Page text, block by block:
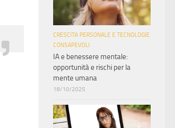
CRESCITA PERSONALE E TECNOLOGIE
CONSAPEVOLI
IA e benessere mentale:
opportunità e rischi per la
mente umana
18/10/2025